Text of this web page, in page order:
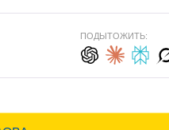
ПОДЫТОЖИТЬ: